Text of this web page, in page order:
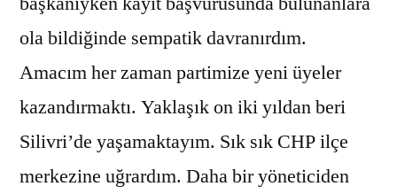
ola bildiğinde sempatik davranırdım.
Amacım her zaman partimize yeni üyeler
kazandırmaktı. Yaklaşık on iki yıldan beri
Silivri’de yaşamaktayım. Sık sık CHP ilçe
merkezine uğrardım. Daha bir yöneticiden